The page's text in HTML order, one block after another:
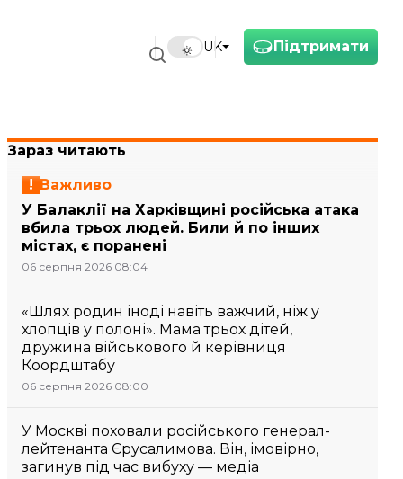
Підтримати
UK
Зараз читають
Важливо
У Балаклії на Харківщині російська атака
вбила трьох людей. Били й по інших
містах, є поранені
06 серпня 2026 08:04
«Шлях родин іноді навіть важчий, ніж у
хлопців у полоні». Мама трьох дітей,
дружина військового й керівниця
Коордштабу
06 серпня 2026 08:00
У Москві поховали російського генерал-
лейтенанта Єрусалимова. Він, імовірно,
загинув під час вибуху — медіа